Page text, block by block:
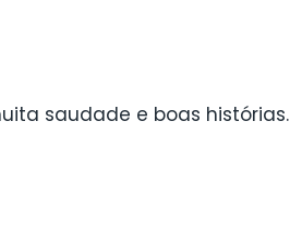
saudade e boas histórias.